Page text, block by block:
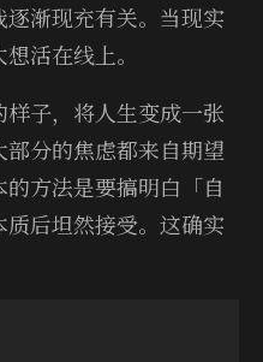
渐现充有关。当现实
活在线上。
子，将人生变成一张
分的焦虑都来自期望
方法是要搞明白「自
后坦然接受。这确实